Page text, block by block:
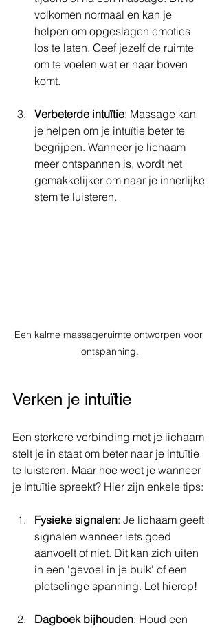
volkomen normaal en kan je
helpen om opgeslagen emoties
los te laten. Geef jezelf de ruimte
om te voelen wat er naar boven
komt.
Verbeterde intuïtie: Massage kan
je helpen om je intuïtie beter te
begrijpen. Wanneer je lichaam
meer ontspannen is, wordt het
gemakkelijker om naar je innerlijke
stem te luisteren.
Een kalme massageruimte ontworpen voor
ontspanning.
Verken je intuïtie
Een sterkere verbinding met je lichaam
stelt je in staat om beter naar je intuïtie
te luisteren. Maar hoe weet je wanneer
je intuïtie spreekt? Hier zijn enkele tips:
Fysieke signalen: Je lichaam geeft
signalen wanneer iets goed
aanvoelt of niet. Dit kan zich uiten
in een 'gevoel in je buik' of een
plotselinge spanning. Let hierop!
Dagboek bijhouden: Houd een